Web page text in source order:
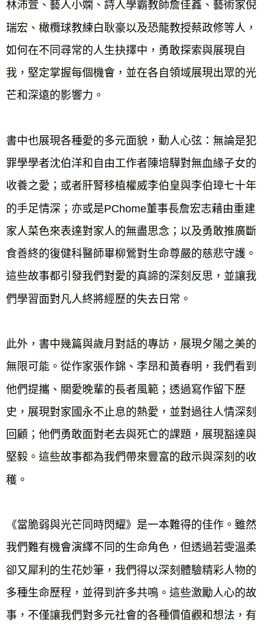
林沛萱、藝人小嫻、詩人學霸教師詹佳鑫、藝術家倪
瑞宏、橄欖球教練白耿豪以及恐龍教授蔡政修等人，
如何在不同尋常的人生抉擇中，勇敢探索與展現自
我，堅定掌握每個機會，並在各自領域展現出眾的光
書中也展現各種愛的多元面貌，動人心弦：無論是犯
罪學學者沈伯洋和自由工作者陳培驊對無血緣子女的
收養之愛；或者肝腎移植權威李伯皇與李伯璋七十年
的手足情深；亦或是PChome董事長詹宏志藉由重建
家人菜色來表達對家人的無盡思念；以及勇敢推廣斷
食善終的復健科醫師畢柳鶯對生命尊嚴的慈悲守護。
這些故事都引發我們對愛的真諦的深刻反思，並讓我
此外，書中幾篇與歲月對話的專訪，展現夕陽之美的
無限可能。從作家張作錦、李昂和黃春明，我們看到
他們提攜、關愛晚輩的長者風範；透過寫作留下歷
史，展現對家國永不止息的熱愛，並對過往人情深刻
回顧；他們勇敢面對老去與死亡的課題，展現豁達與
堅毅。這些故事都為我們帶來豐富的啟示與深刻的收
《當脆弱與光芒同時閃耀》是一本難得的佳作。雖然
我們難有機會演繹不同的生命角色，但透過若雯溫柔
卻又犀利的生花妙筆，我們得以深刻體驗精彩人物的
多種生命歷程，並得到許多共鳴。這些激勵人心的故
事，不僅讓我們對多元社會的各種價值觀和想法，有